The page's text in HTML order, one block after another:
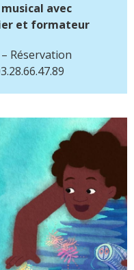
avec
et formateur
Réservation